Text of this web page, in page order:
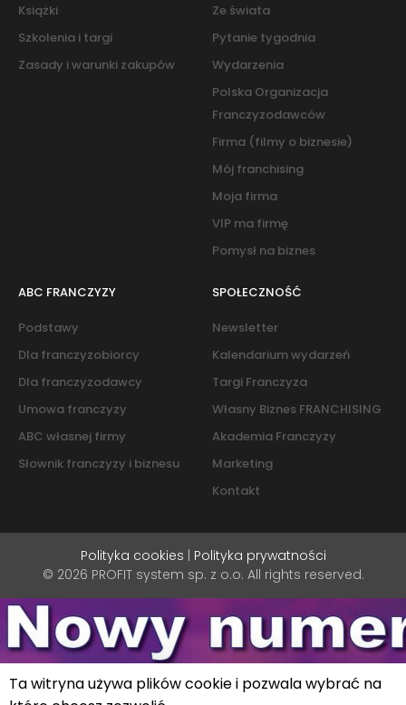
Książki
Szkolenia i targi
Zasady i warunki zakupów
Ze świata
Pytanie tygodnia
Wydarzenia
Polska Organizacja
Franczyzodawców
Firma (filmy o biznesie)
Mój franchising
Moja firma
VIP ma firmę
Pomysł na biznes
ABC FRANCZYZY
Podstawy
Dla franczyzobiorcy
Dla franczyzodawcy
Umowa franczyzy
ABC własnej firmy
Słownik franczyzy i biznesu
SPOŁECZNOŚĆ
Newsletter
Kalendarium wydarzeń
Targi Franczyza
Własny Biznes FRANCHISING
Akademia Franczyzy
Marketing
Kontakt
Polityka cookies | Polityka prywatności
© 2026 PROFIT system sp. z o.o. All rights reserved.
Ta witryna używa plików cookie i pozwala wybrać na